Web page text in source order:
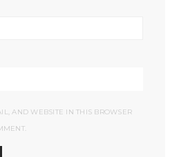
AND WEBSITE IN THIS BROWSER